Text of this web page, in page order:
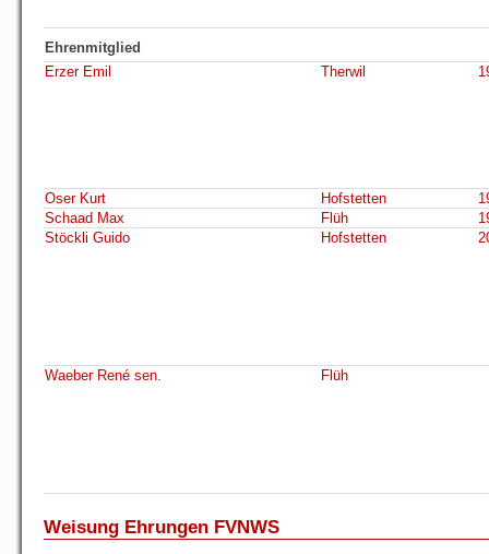
Ehrenmitglied
Erzer Emil
Therwil
Oser Kurt Hofstetten
Schaad Max
Flüh
Stöckli Guido
Hofstetten
Waeber René sen. Flüh
Weisung Ehrungen FVNWS